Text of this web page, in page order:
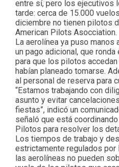
entre sí, pero los ejecutivos
tarde: cerca de 15.000
diciembre no tienen pilotos
American Pilots Asocciation.
La aerolínea ya puso manos
un pago adicional, que
para que los pilotos
habían planeado tomarse.
al personal de reserva para
“Estamos trabajando con
asunto y evitar
fiestas”, indicó un
señaló que está
Pilotos para resolver los
Los tiempos de trabajo y
estrictamente regulados por
las aerolíneas no pueden